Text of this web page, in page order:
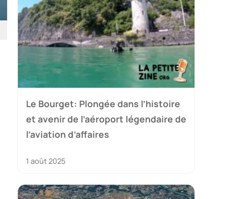
Le Bourget: Plongée dans l’histoire
et avenir de l’aéroport légendaire de
l’aviation d’affaires
1 août 2025